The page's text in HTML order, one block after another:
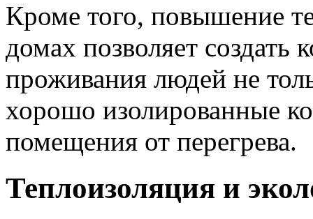
Кроме того, повышение
домах позволяет создать
проживания людей не
хорошо изолированные
помещения от перегрева.
Теплоизоляция и